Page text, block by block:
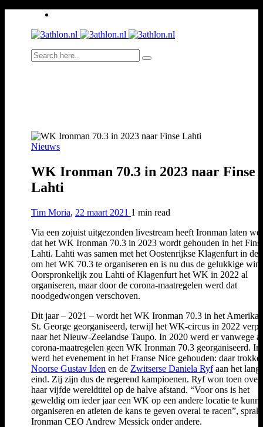
Nieuws
WK Ironman 70.3 in 2023 naar Finse
Lahti
Tim Moria, 22 maart 2021 1 min read
Via een zojuist uitgezonden livestream heeft Ironman laten
dat het WK Ironman 70.3 in 2023 wordt gehouden in het
Lahti. Lahti was samen met het Oostenrijkse Klagenfurt in de
om het WK 70.3 te organiseren en is nu dus de gelukkige
Oorspronkelijk zou Lahti of Klagenfurt het WK in 2022 al
organiseren, maar door de corona-maatregelen werd dat
noodgedwongen verschoven.
Dit jaar – 2021 – wordt het WK Ironman 70.3 in het
St. George georganiseerd, terwijl het WK-circus in 2022
naar het Nieuw-Zeelandse Taupo. In 2020 werd er vanwege
corona-maatregelen geen WK Ironman 70.3 georganiseerd. In
werd het evenement in het Franse Nice gehouden: daar
Noorse Gustav Iden en de Zwitserse Daniela Ryfaan het
eind. Zij zijn dus de regerend kampioenen. Ryf won toen
haar vijfde wereldtitel op de halve afstand. “Voor ons is het
geweldig om ieder jaar een WK op een andere locatie te
organiseren en atleten de kans te geven overal te racen”, sprak
Ironman CEO Andrew Messick onder andere.